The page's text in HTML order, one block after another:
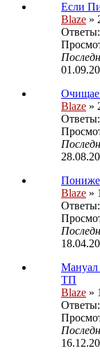
Если
Blaze »
Ответы:
Blaze »
Ответы:
Blaze »
Ответы:
Мануал
ТП
Blaze »
Ответы: